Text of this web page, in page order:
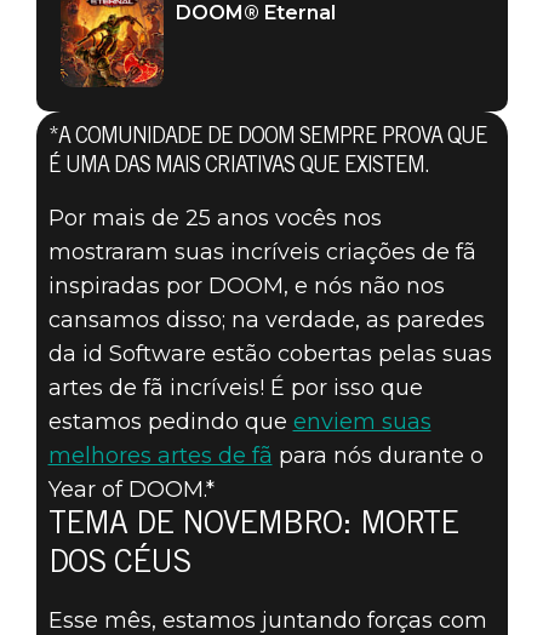
06 de novembro de 2019
ENVIE SUA
ARTE DE FÃ DE
DOOM – TEMA
DE NOVEMBRO:
MORTE DOS
CÉUS
DOOM® Eternal
*A COMUNIDADE DE DOOM SEMPRE PROVA QUE
É UMA DAS MAIS CRIATIVAS QUE EXISTEM.
Por mais de 25 anos vocês nos
mostraram suas incríveis criações de fã
inspiradas por DOOM, e nós não nos
cansamos disso; na verdade, as paredes
da id Software estão cobertas pelas suas
artes de fã incríveis! É por isso que
estamos pedindo que enviem suas
melhores artes de fã para nós durante o
Year of DOOM.*
TEMA DE NOVEMBRO: MORTE
DOS CÉUS
Esse mês, estamos juntando forças com